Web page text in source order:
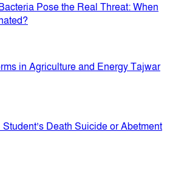
Pose the Real Threat: When
in Agriculture and Energy Tajwar
Death Suicide or Abetment